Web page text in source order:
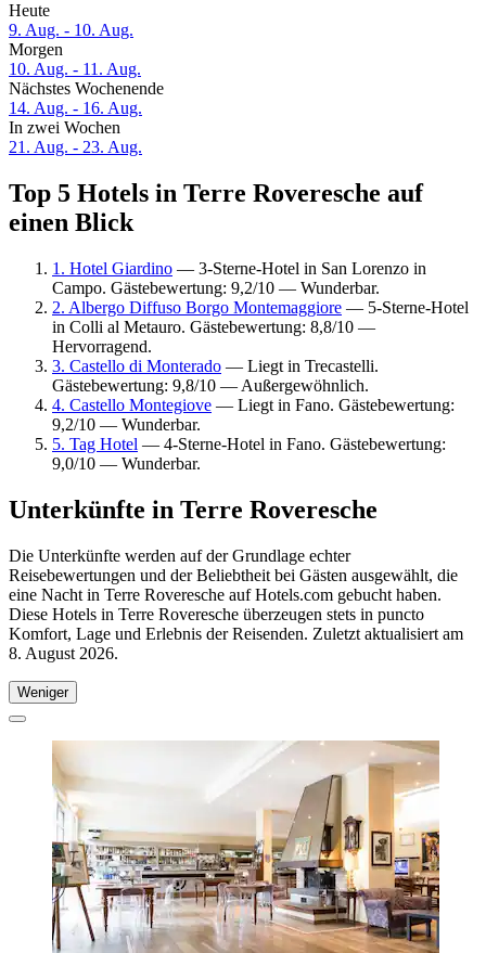
Heute
9. Aug. - 10. Aug.
Morgen
10. Aug. - 11. Aug.
Nächstes Wochenende
14. Aug. - 16. Aug.
In zwei Wochen
21. Aug. - 23. Aug.
Top 5 Hotels in Terre Roveresche auf
einen Blick
1. Hotel Giardino — 3-Sterne-Hotel in San Lorenzo in
Campo. Gästebewertung: 9,2/10 — Wunderbar.
2. Albergo Diffuso Borgo Montemaggiore — 5-Sterne-Hotel
in Colli al Metauro. Gästebewertung: 8,8/10 —
Hervorragend.
3. Castello di Monterado — Liegt in Trecastelli.
Gästebewertung: 9,8/10 — Außergewöhnlich.
4. Castello Montegiove — Liegt in Fano. Gästebewertung:
9,2/10 — Wunderbar.
5. Tag Hotel — 4-Sterne-Hotel in Fano. Gästebewertung:
9,0/10 — Wunderbar.
Unterkünfte in Terre Roveresche
Die Unterkünfte werden auf der Grundlage echter
Reisebewertungen und der Beliebtheit bei Gästen ausgewählt, die
eine Nacht in Terre Roveresche auf Hotels.com gebucht haben.
Diese Hotels in Terre Roveresche überzeugen stets in puncto
Komfort, Lage und Erlebnis der Reisenden. Zuletzt aktualisiert am
8. August 2026.
Weniger